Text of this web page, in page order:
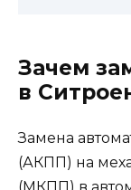
Зачем
в
Замена
(АКПП) на
(МКПП) в